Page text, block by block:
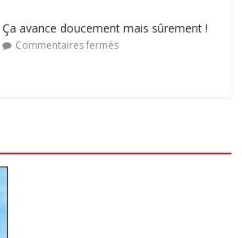
Ça avance doucement mais sûrement !
Commentaires fermés